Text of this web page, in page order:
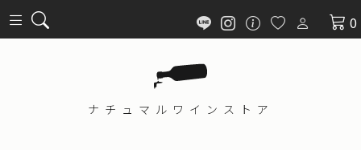
0
ナチュマル ワインストア